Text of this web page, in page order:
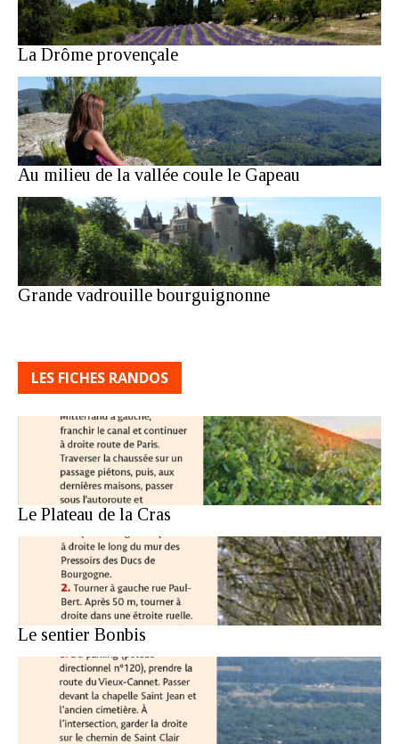
La Drôme provençale
Au milieu de la vallée coule le Gapeau
Grande vadrouille bourguignonne
LES FICHES RANDOS
Le Plateau de la Cras
Le sentier Bonbis